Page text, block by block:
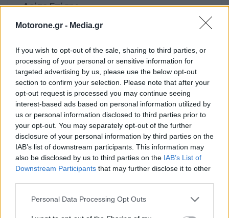
Motorone.gr - Media.gr
If you wish to opt-out of the sale, sharing to third parties, or
processing of your personal or sensitive information for
targeted advertising by us, please use the below opt-out
section to confirm your selection. Please note that after your
opt-out request is processed you may continue seeing
interest-based ads based on personal information utilized by
us or personal information disclosed to third parties prior to
your opt-out. You may separately opt-out of the further
disclosure of your personal information by third parties on the
IAB’s list of downstream participants. This information may
also be disclosed by us to third parties on the IAB’s List of
Downstream Participants that may further disclose it to other
Personal Data Processing Opt Outs
Δείτε Επίσης
F1-GP Ουγγαρίας: Η
επιστροφή των
Πρωταθλητών
F1: O ταχύς και η τύχη
του
F1: Τα ερωτήματα για F1: Μπορεί ο Lewis